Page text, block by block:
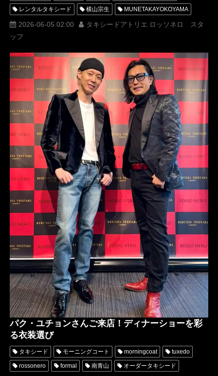
レンタルタキシード 横山宗生 MUNETAKAYOKOYAMA
Tuxedo Atelier ROSSO NERO 映画
MaisonMUNETAKAYOKOYAMA
トラヴィスペイン ケントモリ Yuko Sumida Jackson
ユーコスミダジャクソン アバンギャルディ
マイケルジャクソン MichealJackson Micheal マイケル
2026-06-05 02:00
タキシードアトリエ ロッソネロ スタ
ッフ
パク・ユチョンさんご来店！ディナーショーを彩
る衣装選び
タキシード モーニングコート morningcoat tuxedo
rossonero formal 南青山 オーダータキシード